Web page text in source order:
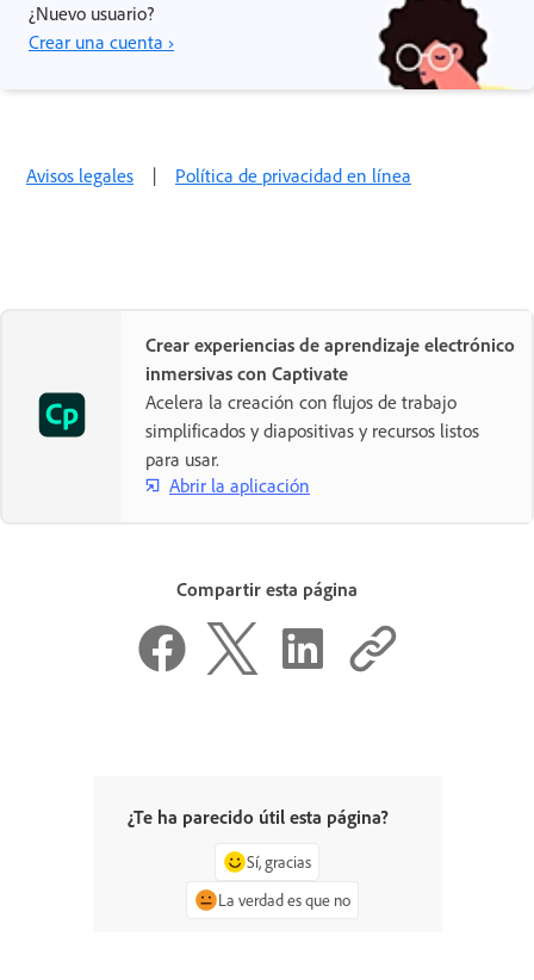
¿Nuevo usuario?
Crear una cuenta ›
Avisos legales | Política de privacidad en línea
Crear experiencias de aprendizaje electrónico
inmersivas con Captivate
Acelera la creación con flujos de trabajo
simplificados y diapositivas y recursos listos
para usar.
Abrir la aplicación
Compartir esta página
¿Te ha parecido útil esta página?
Sí, gracias
La verdad es que no